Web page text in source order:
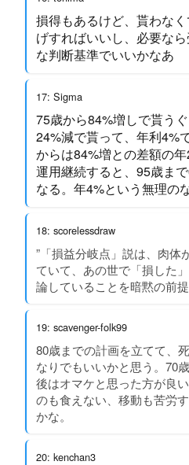
損得もあるけど、貰わな
げすればいいし、必要な
な判断基準でいいかなあ
17: Sigma
75歳から84%増しで貰う
24%減で貰って、年利4%
からは84%増との差額の
運用継続すると、95歳ま
なる。年4%という無理の
18: scorelessdraw
”「損益分岐点」説は、肉体
ていて、あの世で「損した
論していることを暗黙の前
19: scavenger-folk99
80歳までの計画を立てて、
なりでもいいかと思う。70
後はオマケと思った方が良
のも食えない、移動も苦労
かな。
20: kenchan3